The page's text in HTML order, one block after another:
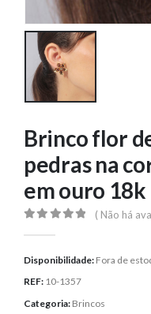
Brinco flor
pedras na
em ouro 18k
( Não há
Disponibilidade: Fora de
REF: 10-1357
Categoria: Brincos